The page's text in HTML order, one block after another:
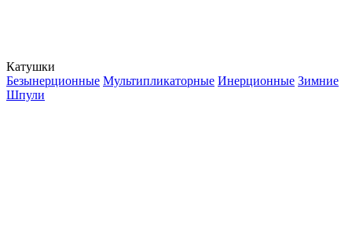
Катушки
Безынерционные Мультипликаторные Инерционные Зимние
Шпули